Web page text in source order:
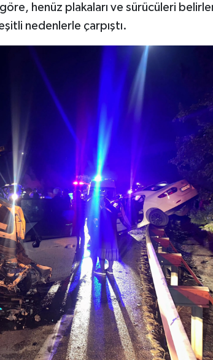
henüz plakaları ve sürücüleri
nedenlerle çarpıştı.